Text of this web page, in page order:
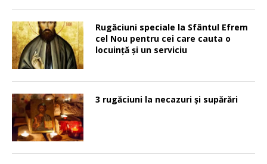
Rugăciuni speciale la Sfântul Efrem
cel Nou pentru cei care cauta o
locuinţă şi un serviciu
3 rugăciuni la necazuri și supărări